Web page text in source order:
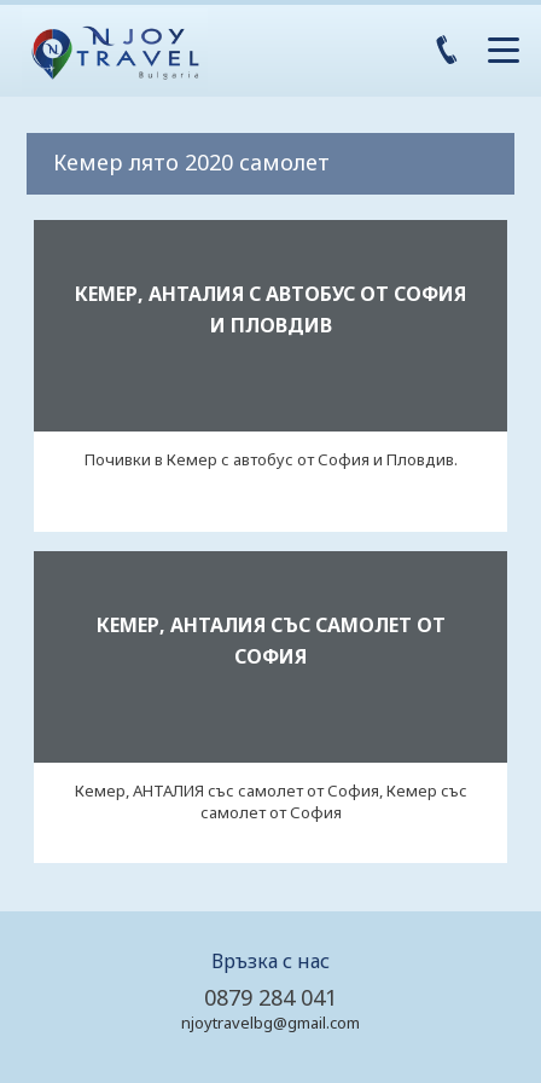
Кемер лято 2020 самолет
КЕМЕР, АНТАЛИЯ С АВТОБУС ОТ СОФИЯ
И ПЛОВДИВ
Почивки в Кемер с автобус от София и Пловдив.
КЕМЕР, АНТАЛИЯ СЪС САМОЛЕТ ОТ
СОФИЯ
Кемер, АНТАЛИЯ със самолет от София, Кемер със
самолет от София
Връзка с нас
0879 284 041
njoytravelbg@gmail.com